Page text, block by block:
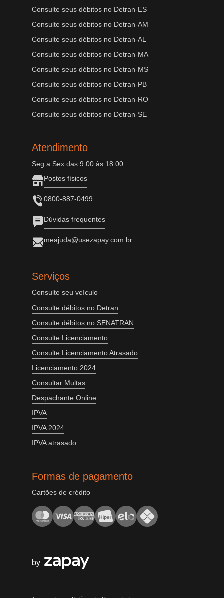
Consulte seus débitos no Detran-ES
Consulte seus débitos no Detran-AM
Consulte seus débitos no Detran-AL
Consulte seus débitos no Detran-MA
Consulte seus débitos no Detran-MS
Consulte seus débitos no Detran-PB
Consulte seus débitos no Detran-RO
Consulte seus débitos no Detran-SE
Atendimento
Seg a Sex das 9:00 às 18:00
Postos físicos
0800-887-0499
Dúvidas frequentes
meajuda@usezapay.com.br
Serviços
Consulte seu veículo
Consulte débitos no Detran
Consulte débitos no SENATRAN
Consulte Licenciamento
Consulte Licenciamento Atrasado
Licenciamento 2024
Consultar Multas
Despachante Online
IPVA
IPVA 2024
IPVA atrasado
Formas de pagamento
Cartões de crédito
by